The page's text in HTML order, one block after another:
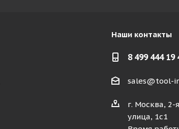
Наши контакты
8 499 444 19
sales@tool-
г. Москва, 2-
улица, 1с1